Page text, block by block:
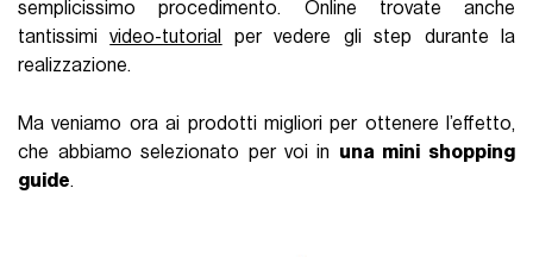
semplicissimo procedimento. Online trovate anche
tantissimivideo-tutorial
per vedere gli step durante la
realizzazione.
Ma veniamo ora ai prodotti migliori per ottenere l’effetto,
che abbiamo selezionato per voi in una mini shopping
guide.